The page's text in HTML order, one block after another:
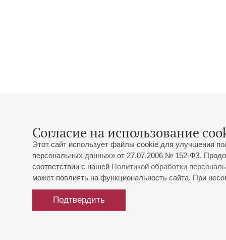
Согласие на использование
Этот сайт использует файлы cookie для улучшения
персональных данных» от 27.07.2006 № 152-ФЗ.
соответствии с нашей Политикой обработки
может повлиять на функциональность сайта. При
Подтвердить